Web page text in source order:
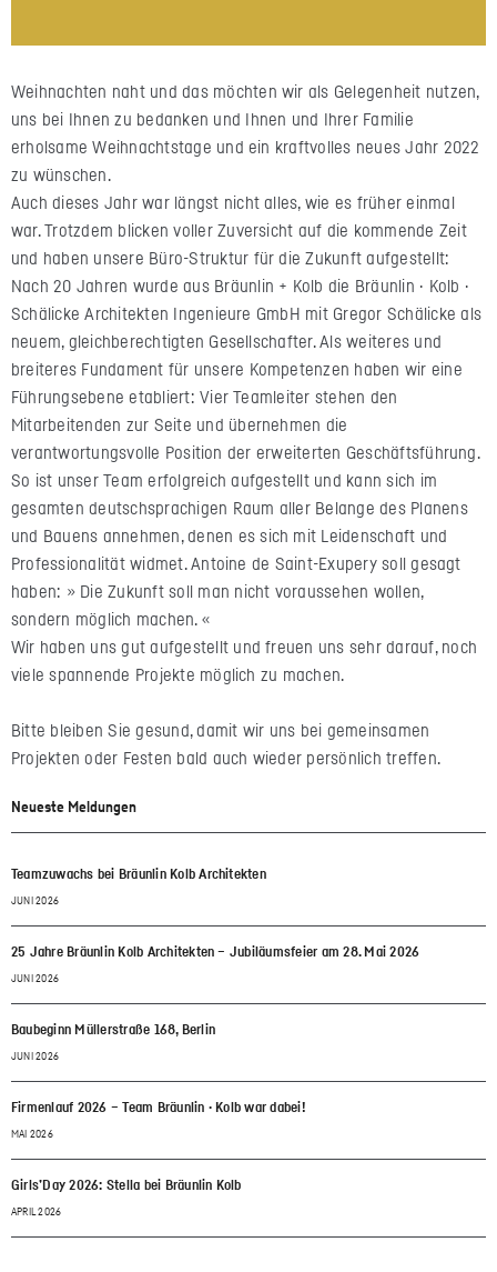
Weihnachten naht und das möchten wir als Gelegenheit nutzen,
uns bei Ihnen zu bedanken und Ihnen und Ihrer Familie
erholsame Weihnachtstage und ein kraftvolles neues Jahr 2022
zu wünschen.
Auch dieses Jahr war längst nicht alles, wie es früher einmal
war. Trotzdem blicken voller Zuversicht auf die kommende Zeit
und haben unsere Büro-Struktur für die Zukunft aufgestellt:
Nach 20 Jahren wurde aus Bräunlin + Kolb die Bräunlin · Kolb ·
Schälicke Architekten Ingenieure GmbH mit Gregor Schälicke als
neuem, gleichberechtigten Gesellschafter. Als weiteres und
breiteres Fundament für unsere Kompetenzen haben wir eine
Führungsebene etabliert: Vier Teamleiter stehen den
Mitarbeitenden zur Seite und übernehmen die
verantwortungsvolle Position der erweiterten Geschäftsführung.
So ist unser Team erfolgreich aufgestellt und kann sich im
gesamten deutschsprachigen Raum aller Belange des Planens
und Bauens annehmen, denen es sich mit Leidenschaft und
Professionalität widmet. Antoine de Saint-Exupery soll gesagt
haben: » Die Zukunft soll man nicht voraussehen wollen,
sondern möglich machen. «
Wir haben uns gut aufgestellt und freuen uns sehr darauf, noch
viele spannende Projekte möglich zu machen.
Bitte bleiben Sie gesund, damit wir uns bei gemeinsamen
Projekten oder Festen bald auch wieder persönlich treffen.
Neueste Meldungen
Teamzuwachs bei Bräunlin Kolb Architekten
JUNI 2026
25 Jahre Bräunlin Kolb Architekten – Jubiläumsfeier am 28. Mai 2026
JUNI 2026
Baubeginn Müllerstraße 168, Berlin
JUNI 2026
Firmenlauf 2026 – Team Bräunlin · Kolb war dabei!
MAI 2026
Girls’Day 2026: Stella bei Bräunlin Kolb
APRIL 2026